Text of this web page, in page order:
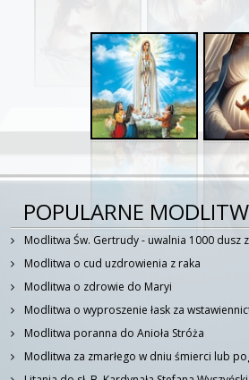
POPULARNE
Modlitwa Św. Gertrudy - uwalnia 1000 dusz
Modlitwa o cud uzdrowienia z raka
Modlitwa o zdrowie do Maryi
Modlitwa o wyproszenie łask za
Modlitwa poranna do Anioła Stróża
Modlitwa za zmarłego w dniu śmierci lub